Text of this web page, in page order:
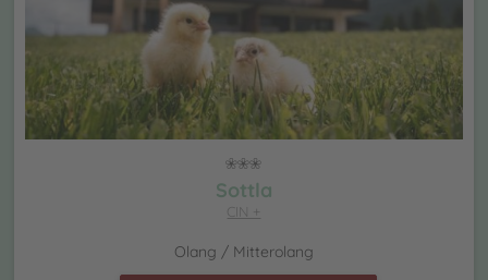
Sottla
CIN +
Olang / Mitterolang